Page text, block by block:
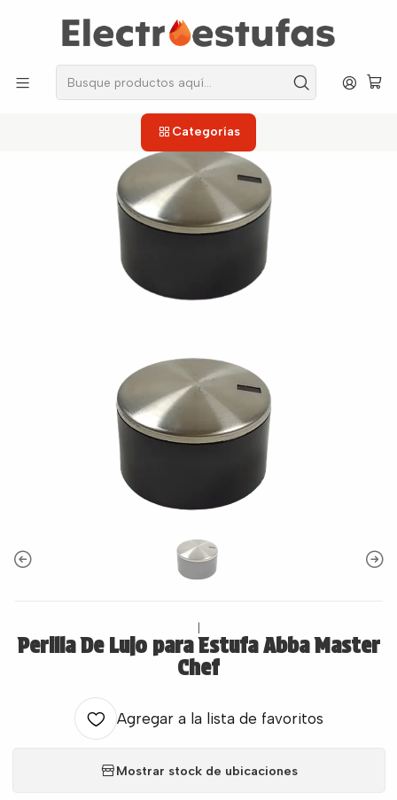
Categorías
los repuestos que necesitas, sin salir de casa!
Perilla De Lujo para Estufa Abba Master Chef
Perilla De Lujo para Estufa Abba Master
Chef
Agregar a la lista de favoritos
Mostrar stock de ubicaciones